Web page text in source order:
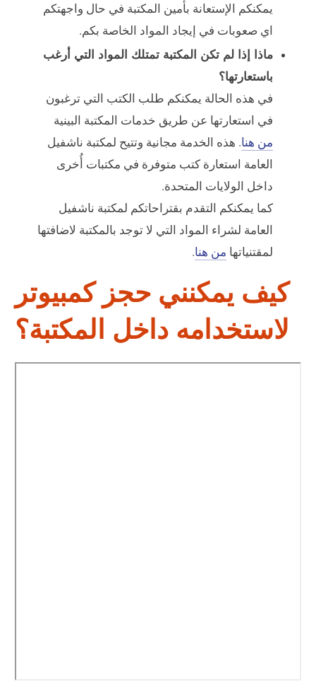
يمكنكم الإستعانة بأمين المكتبة في حال واجهتكم
اي صعوبات في إيجاد المواد الخاصة بكم.
ماذا إذا لم تكن المكتبة تمتلك المواد التي أرغب
باستعارتها؟
في هذه الحالة يمكنكم طلب الكتب التي ترغبون
في استعارتها عن طريق خدمات المكتبة البينية
من هنا. هذه الخدمة مجانية وتتيح لمكتبة ناشفيل
العامة استعارة كتب متوفرة في مكتبات أُخرى
داخل الولايات المتحدة.
كما يمكنكم التقدم بقتراحاتكم لمكتبة ناشفيل
العامة لشراء المواد التي لا توجد بالمكتبة لاضافتها
لمقتنياتها من هنا.
كيف يمكنني حجز كمبيوتر
لاستخدامه داخل المكتبة؟